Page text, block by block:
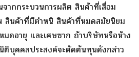
จากกระบวนการผลิต สินค้าที่เสื่อม
สินค้าที่มีตำหนิ สินค้าที่หมดสมัยนิยม
มดอายุ และเศษซาก ถ้าบริษัทหรือห้าง
ติบุคคลประสงค์จะตัดต้นทุนดังกล่าว